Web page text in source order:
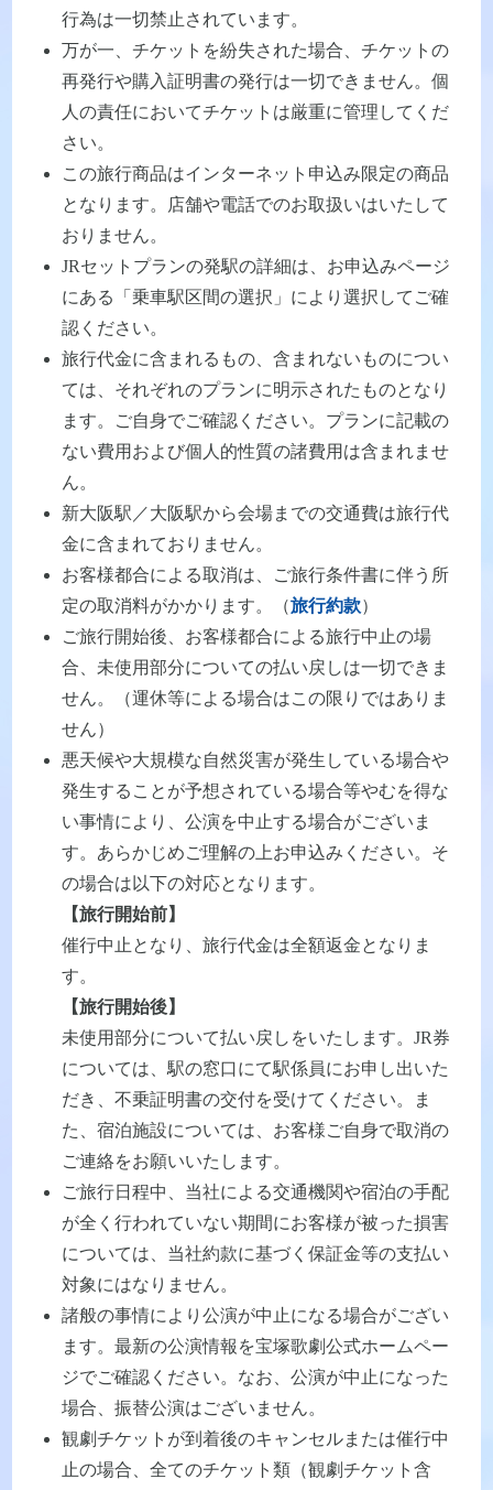
行為は一切禁止されています。
万が一、チケットを紛失された場合、チケットの
再発行や購入証明書の発行は一切できません。個
人の責任においてチケットは厳重に管理してくだ
さい。
この旅行商品はインターネット申込み限定の商品
となります。店舗や電話でのお取扱いはいたして
おりません。
JRセットプランの発駅の詳細は、お申込みページ
にある「乗車駅区間の選択」により選択してご確
認ください。
旅行代金に含まれるもの、含まれないものについ
ては、それぞれのプランに明示されたものとなり
ます。ご自身でご確認ください。プランに記載の
ない費用および個人的性質の諸費用は含まれませ
ん。
新大阪駅／大阪駅から会場までの交通費は旅行代
金に含まれておりません。
お客様都合による取消は、ご旅行条件書に伴う所
定の取消料がかかります。（旅行約款）
ご旅行開始後、お客様都合による旅行中止の場
合、未使用部分についての払い戻しは一切できま
せん。（運休等による場合はこの限りではありま
せん）
悪天候や大規模な自然災害が発生している場合や
発生することが予想されている場合等やむを得な
い事情により、公演を中止する場合がございま
す。あらかじめご理解の上お申込みください。そ
の場合は以下の対応となります。
【旅行開始前】
催行中止となり、旅行代金は全額返金となりま
す。
【旅行開始後】
未使用部分について払い戻しをいたします。JR券
については、駅の窓口にて駅係員にお申し出いた
だき、不乗証明書の交付を受けてください。ま
た、宿泊施設については、お客様ご自身で取消の
ご連絡をお願いいたします。
ご旅行日程中、当社による交通機関や宿泊の手配
が全く行われていない期間にお客様が被った損害
については、当社約款に基づく保証金等の支払い
対象にはなりません。
諸般の事情により公演が中止になる場合がござい
ます。最新の公演情報を宝塚歌劇公式ホームペー
ジでご確認ください。なお、公演が中止になった
場合、振替公演はございません。
観劇チケットが到着後のキャンセルまたは催行中
止の場合、全てのチケット類（観劇チケット含